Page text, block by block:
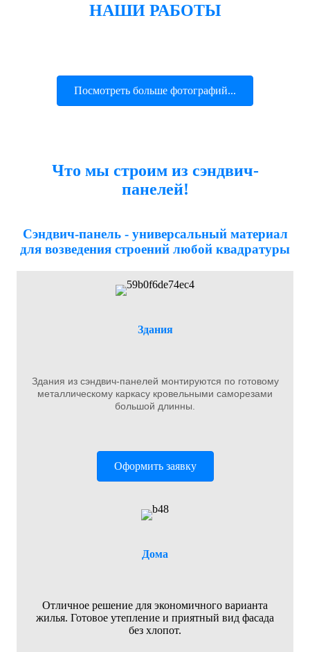
НАШИ РАБОТЫ
Посмотреть больше фотографий...
Что мы строим из сэндвич-
панелей!
Сэндвич-панель - универсальный материал
для возведения строений любой квадратуры
Здания
Здания из сэндвич-панелей монтируются по готовому
металлическому каркасу кровельными саморезами
большой длинны.
Оформить заявку
Дома
Отличное решение для экономичного варианта
жилья. Готовое утепление и приятный вид фасада
без хлопот.